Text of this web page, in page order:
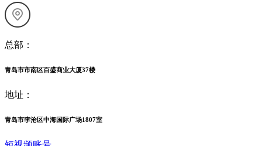
总部：
青岛市市南区百盛商业大厦37楼
地址：
青岛市李沧区中海国际广场1807室